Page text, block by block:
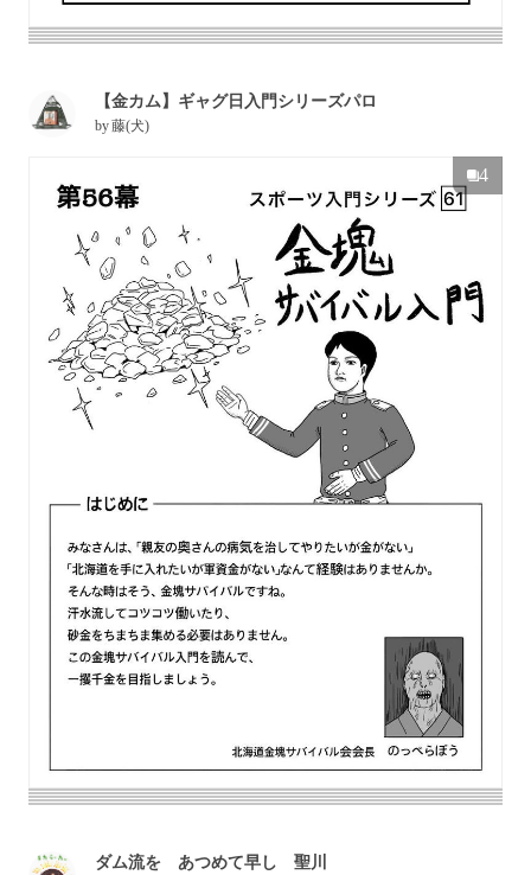
【金カム】ギャグ日入門シリーズパロ
by藤(犬)
4
ダム流を あつめて早し 聖川